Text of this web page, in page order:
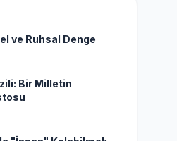
ve Ruhsal Denge
Bir Milletin